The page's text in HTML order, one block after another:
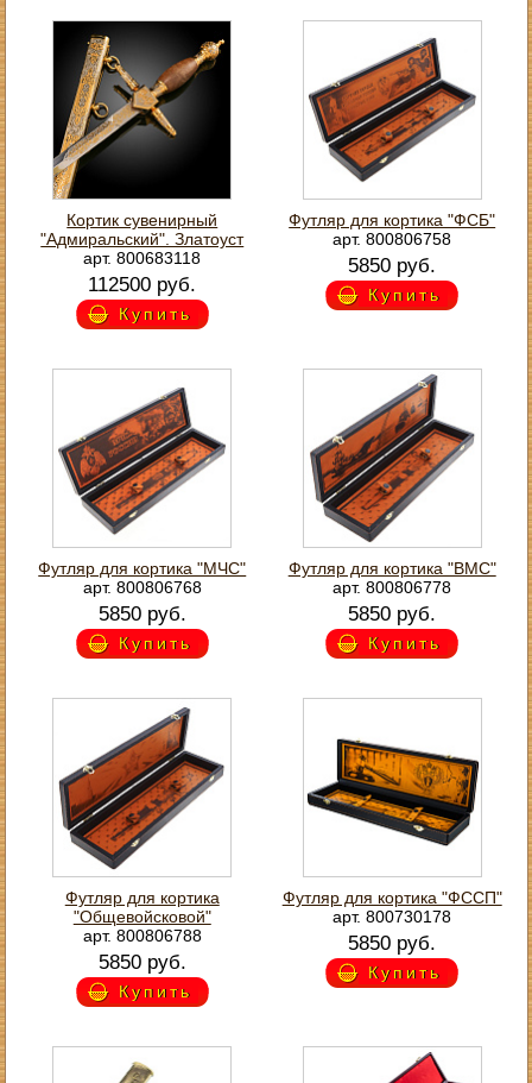
Кортик сувенирный
"Адмиральский". Златоуст
арт. 800683118
112500 руб.
Купить
Футляр для кортика "ФСБ"
арт. 800806758
5850 руб.
Купить
Футляр для кортика "МЧС"
арт. 800806768
5850 руб.
Купить
Футляр для кортика "ВМС"
арт. 800806778
5850 руб.
Купить
Футляр для кортика
"Общевойсковой"
арт. 800806788
5850 руб.
Купить
Футляр для кортика "ФССП"
арт. 800730178
5850 руб.
Купить